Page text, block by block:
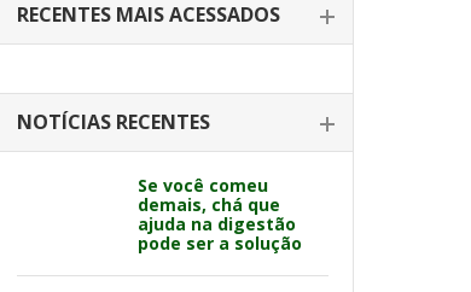
RECENTES MAIS ACESSADOS
NOTÍCIAS RECENTES
Se você comeu
demais, chá que
ajuda na digestão
pode ser a solução